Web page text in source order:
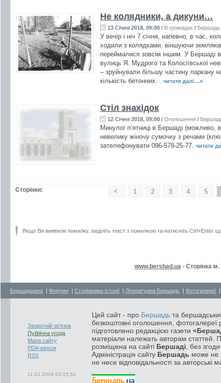
Не колядники, а дикуни…
13 Січня 2018, 09:00 / В громадах / Бершадь
У вечір і ніч 7 січня, напевно, в час,
ходили з колядками, віншуючи
переймалися зовсім іншим. У Бершаді
вулиць Я. Мудрого та Колосіївської
– зруйнували більшу частину паркану
кількість бетонних... читати далі ...»
Стіл знахідок
12 Січня 2018, 09:00 / Оголошення /
Минулої п’ятниці в Бершаді (можливо,
невелику жіночу сумочку з речами
зателефонувати 096-578-25-77. читати
Сторінки: 5
4
3
2
1
<
Якщо Ви виявили помилку, виділіть текст з помилкою та натисніть Ctrl+Enter
www.bershad.ua - Сторінка
Бершадщина | Форуми | Сторінками історії | Літературна Бершадь | Фотогалереї
Зворотній зв'язок
Публічна угода
Мапа сайту
PDA-версія
RSS
11.01.2026 03:15:52
Цей сайт - про Бершадь та
безкоштовні оголошення, фотогалереї
підготовлено редакцією газети
матеріали належать авторам статтей.
розміщена на сайті Бершаді , без
Адміністрація сайту Бершадь може не
не несе відповідальності за авторські